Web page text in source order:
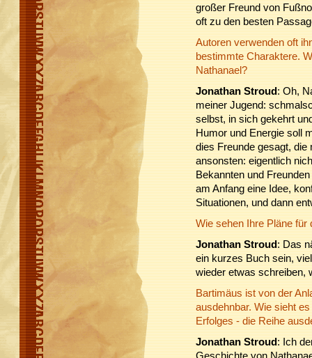
großer Freund von
oft zu den besten
Autoren verwenden oft
bestimmte Charaktere.
Nathanael?
Jonathan Stroud: Oh,
meiner Jugend:
selbst, in sich gekehrt
Humor und Energie soll
dies Freunde gesagt,
ansonsten: eigentlich
Bekannten und
am Anfang eine Idee,
Situationen, und dann
Wie sehen Ihre Pläne für
Jonathan Stroud: Das
ein kurzes Buch sein,
wieder etwas schreiben,
Bartimäus ist von der
ausdehnbar. Wie sieht
Erfolges - die Reihe
Jonathan Stroud: Ich
Geschichte von